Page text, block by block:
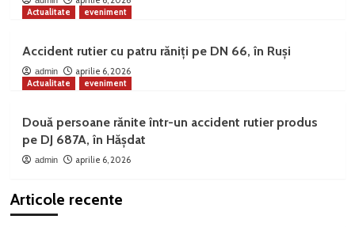
Actualitate
eveniment
Accident rutier cu patru răniți pe DN 66, în Ruși
admin
aprilie 6, 2026
Actualitate
eveniment
Două persoane rănite într-un accident rutier produs
pe DJ 687A, în Hășdat
admin aprilie 6, 2026
Articole recente